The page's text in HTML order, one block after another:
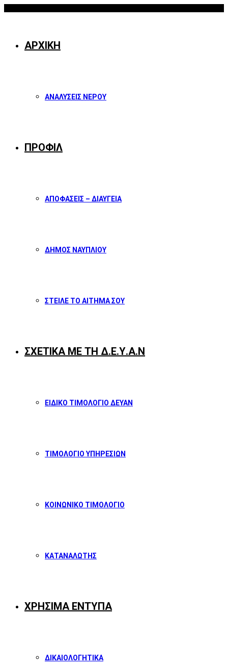
ΑΡΧΙΚΗ
ΑΝΑΛΥΣΕΙΣ ΝΕΡΟΥ
ΠΡΟΦΙΛ
ΑΠΟΦΑΣΕΙΣ – ΔΙΑΥΓΕΙΑ
ΔΗΜΟΣ ΝΑΥΠΛΙΟΥ
ΣΤΕΙΛΕ ΤΟ ΑΙΤΗΜΑ ΣΟΥ
ΣΧΕΤΙΚΑ ΜΕ ΤΗ Δ.Ε.Υ.Α.Ν
ΕΙΔΙΚΟ ΤΙΜΟΛΟΓΙΟ ΔΕΥΑΝ
ΤΙΜΟΛΟΓΙΟ ΥΠΗΡΕΣΙΩΝ
ΚΟΙΝΩΝΙΚΟ ΤΙΜΟΛΟΓΙΟ
ΚΑΤΑΝΑΛΩΤΗΣ
ΧΡΗΣΙΜΑ ΕΝΤΥΠΑ
ΔΙΚΑΙΟΛΟΓΗΤΙΚΑ